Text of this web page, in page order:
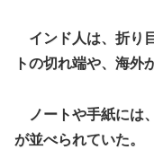
インド人は、折り
トの切れ端や、海外
ノートや手紙には
が並べられていた。